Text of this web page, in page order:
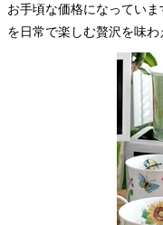
お手頃な価格になってい
を日常で楽しむ贅沢を味わ